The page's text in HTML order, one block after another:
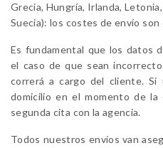
Grecia, Hungría, Irlanda,
Suecia): los costes de envío son
Es fundamental que los datos
el caso de que sean
correrá a cargo del cliente.
domicilio en el momento de
segunda cita con la agencia.
Todos nuestros envíos van